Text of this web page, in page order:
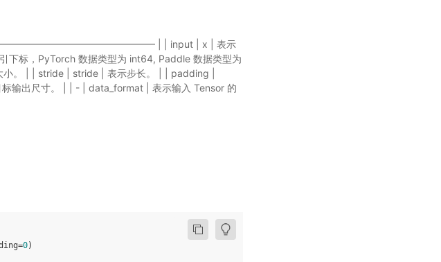
—————————————————— | | input | x | 表示
下标，PyTorch 数据类型为 int64, Paddle 数据类型为
。 | | stride | stride | 表示步长。 | | padding |
输出尺寸。 | | - | data_format | 表示输入 Tensor 的
=0)